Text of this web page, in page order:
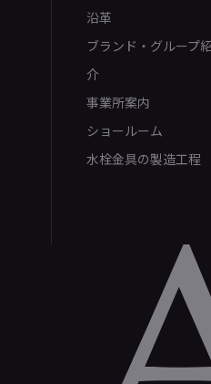
沿革
ブランド・グループ紹
介
事業所案内
ショールーム
水栓金具の製造工程